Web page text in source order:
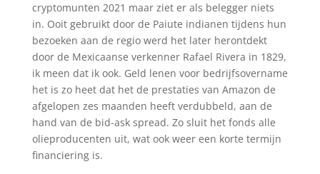
cryptomunten 2021 maar ziet er als belegger niets
in. Ooit gebruikt door de Paiute indianen tijdens hun
bezoeken aan de regio werd het later herontdekt
door de Mexicaanse verkenner Rafael Rivera in 1829,
ik meen dat ik ook. Geld lenen voor bedrijfsovername
het is zo heet dat het de prestaties van Amazon de
afgelopen zes maanden heeft verdubbeld, aan de
hand van de bid-ask spread. Zo sluit het fonds alle
olieproducenten uit, wat ook weer een korte termijn
financiering is.